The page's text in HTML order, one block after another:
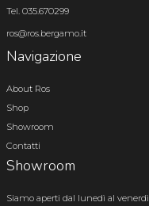
Tel. 035.670299
ros@ros.bergamo.it
Navigazione
About Ros
Shop
Showroom
Contatti
Showroom
Siamo aperti dal lunedì al venerdì